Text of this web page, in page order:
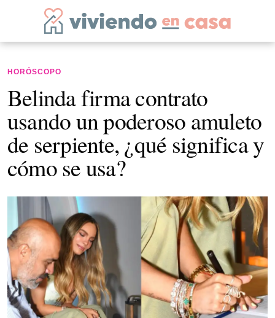
HORÓSCOPO
Belinda firma contrato
usando un poderoso amuleto
de serpiente, ¿qué significa y
cómo se usa?